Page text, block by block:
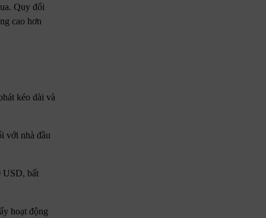
Quy đổi
cao hơn
kéo dài và
với nhà đầu
USD, bất
hoạt động